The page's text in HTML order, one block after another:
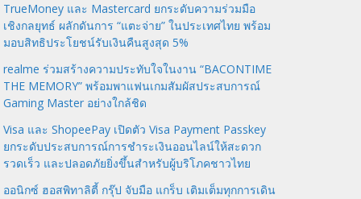
TrueMoney และ Mastercard ยกระดับความร่วมมือ
เชิงกลยุทธ์ ผลักดันการ “แตะจ่าย” ในประเทศไทย พร้อม
มอบสิทธิประโยชน์รับเงินคืนสูงสุด 5%
realme ร่วมสร้างความประทับใจในงาน “BACONTIME
THE MEMORY” พร้อมพาแฟนเกมสัมผัสประสบการณ์
Gaming Master อย่างใกล้ชิด
Visa และ ShopeePay เปิดตัว Visa Payment Passkey
ยกระดับประสบการณ์การชำระเงินออนไลน์ให้สะดวก
รวดเร็ว และปลอดภัยยิ่งขึ้นสำหรับผู้บริโภคชาวไทย
ออนิกซ์ ฮอสพิทาลิตี้ กรุ๊ป จับมือ แกร็บ เติมเต็มทุกการเดิน